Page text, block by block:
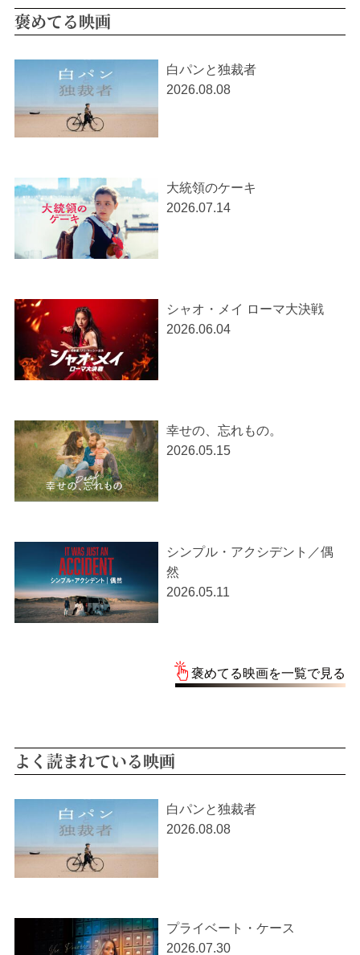
褒めてる映画
白パンと独裁者
2026.08.08
大統領のケーキ
2026.07.14
シャオ・メイ ローマ大決戦
2026.06.04
幸せの、忘れもの。
2026.05.15
シンプル・アクシデント／偶
然
2026.05.11
褒めてる映画を一覧で見る
よく読まれている映画
白パンと独裁者
2026.08.08
プライベート・ケース
2026.07.30